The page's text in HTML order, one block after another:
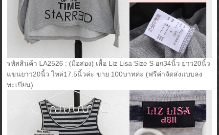
รหัสสินค้า LA2526 : (มือสอง) เสื้อ Liz Lisa Size S อก34นิ้ว ยาว20นิ้ว
แขนยาว20นิ้ว ไหล่17.5นิ้วค่ะ ขาย 100บาทค่ะ (ฟรีค่าจัดส่งแบบลง
ทะเบียน)